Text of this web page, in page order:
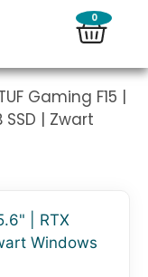
0
Gaming F15 |
SSD | Zwart